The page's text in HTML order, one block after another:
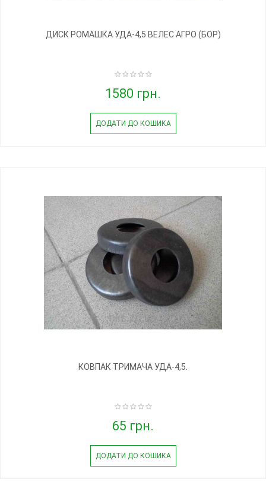
ДИСК РОМАШКА УДА-4,5 ВЕЛЕС АГРО (БОР)
1580 грн.
ДОДАТИ ДО КОШИКА
КОВПАК ТРИМАЧА УДА-4,5.
65 грн.
ДОДАТИ ДО КОШИКА